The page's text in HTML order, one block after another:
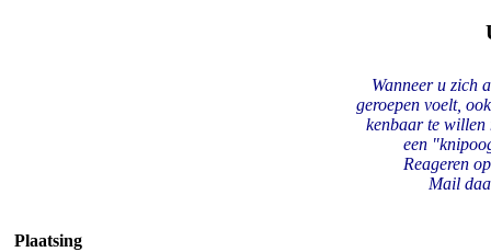
Wanneer u zich
geroepen voelt,
kenbaar te willen
een
Reageren
Mail
Plaatsing